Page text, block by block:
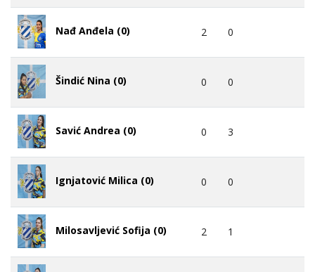
Nađ Anđela (0) 2 0
Šindić Nina (0) 0 0
Savić Andrea (0) 0 3
Ignjatović Milica (0) 0 0
Milosavljević Sofija (0) 2 1